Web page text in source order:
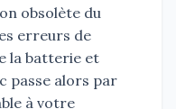
obsolète du
erreurs de
la batterie et
passe alors par
à votre